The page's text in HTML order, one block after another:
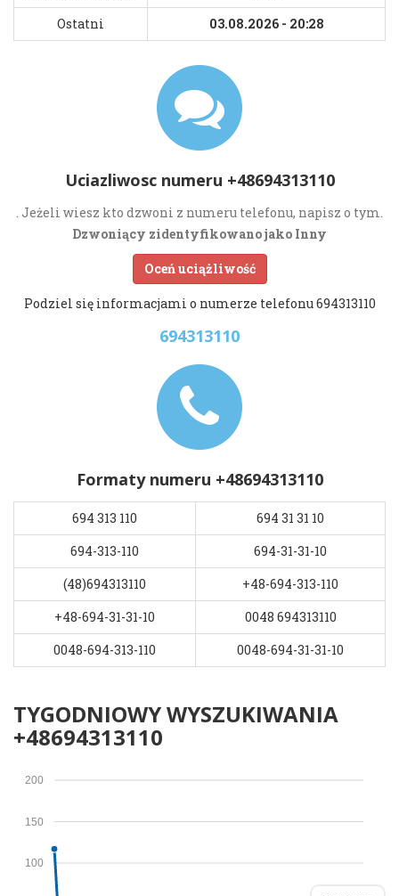
Ostatni
03.08.2026 - 20:28
Uciazliwosc numeru +48694313110
. Jeżeli wiesz kto dzwoni z numeru telefonu, napisz o tym.
Dzwoniący zidentyfikowano jako Inny
Oceń uciążliwość
Podziel się informacjami o numerze telefonu 694313110
694313110
Formaty numeru +48694313110
694 313 110
694 31 31 10
694-313-110
694-31-31-10
(48)694313110
+48-694-313-110
+48-694-31-31-10
0048 694313110
0048-694-313-110
0048-694-31-31-10
TYGODNIOWY WYSZUKIWANIA
+48694313110
100
150
200